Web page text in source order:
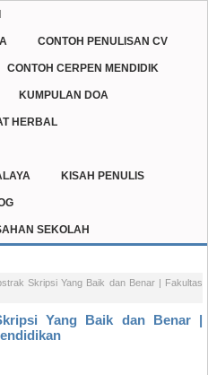
CONTOH PENULISAN CV
CONTOH CERPEN MENDIDIK
KUMPULAN DOA
HERBAL
KISAH PENULIS
SEKOLAH
Skripsi Yang Baik dan Benar | Fakultas
Yang Baik dan Benar |